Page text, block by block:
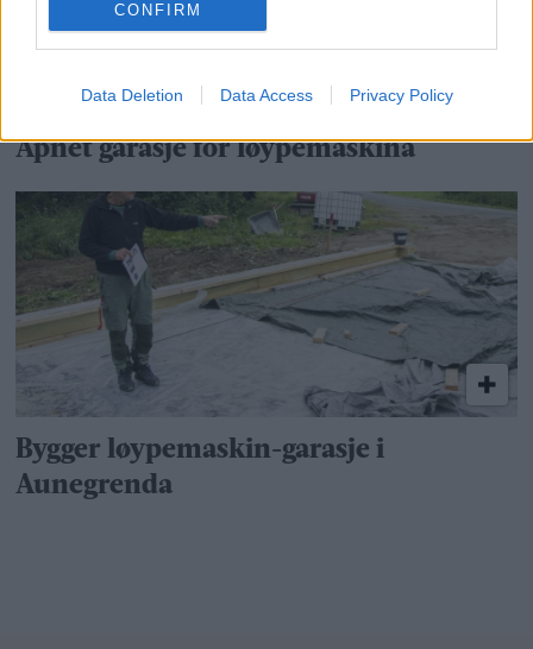
CONFIRM
Data Deletion Data Access Privacy Policy
Åpnet garasje for løypemaskina
Bygger løypemaskin-garasje i
Aunegrenda